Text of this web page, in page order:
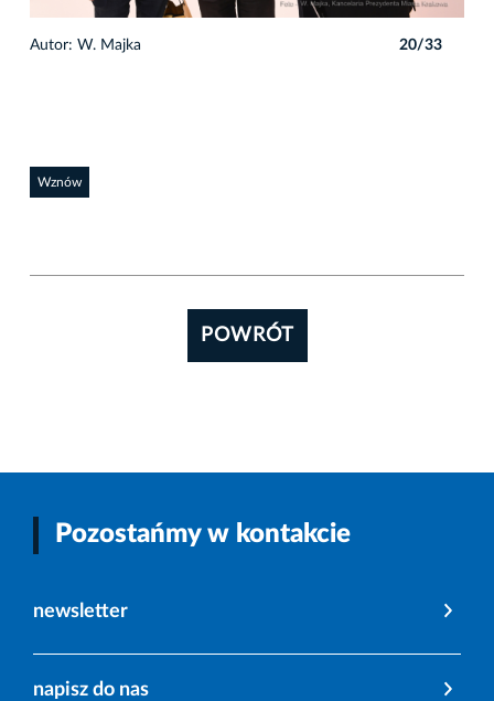
Autor: W. Majka 20/33
Wznów
POWRÓT
Pozostańmy w kontakcie
newsletter
napisz do nas